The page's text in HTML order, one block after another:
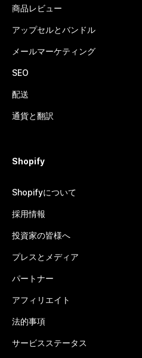
商品レビュー
アップセルとバンドル
メールマーケティング
SEO
配送
通貨と翻訳
Shopify
Shopifyについて
採用情報
投資家の皆様へ
プレスとメディア
パートナー
アフィリエイト
法的事項
サービスステータス